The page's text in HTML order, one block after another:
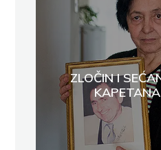
ZLOČIN I